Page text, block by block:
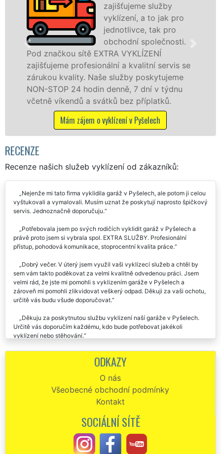
zajišťujeme služby
vyklízení, a to jak pro
jednotlivce, tak pro
obchodní společnosti.
sítě EXTRA VYKLÍZENÍ
profesionální a kvalitní servis se
Naše služby poskytujeme
24 hodin denně, 7 dní v týdnu
a svátků bez příplatků.
zájem o vyklízení v Pyšelech
jak
zárukou
STOP bez
RECENZE
Recenze našich služeb vyklízení od zákazníků:
Nejenže mi tato firma vyklidila garáž v Pyšelech, ale potom ji celou
vyštukovali a vymalovali. Musím uznat že poskytují naprosto špičkový
servis. Jednoznačně doporučuju.
Potřebovala jsem po svých rodičích vyklidit garáž v Pyšelech a
právě proto jsem si vybrala spol. EXTRA SLUŽBY. Profesionální
přístup, pohodová komunikace, stoprocentní kvalita práce.
Dobrý večer. V úterý jsem využil vaši vyklízecí služeb a chtěl by
sem vám takto poděkovat za velmi kvalitně odvedenou práci. Jsem
velmi rád, že jste mi pomohli s vyklizením garáže v Pyšelech a
zároveň mi pomohli zlikvidovat veškerý odpad. Děkuji za vaši ochotu,
určitě vás budu všude doporučovat.
Děkuju za poskytnutou službu vyklizení naší garáže v Pyšelech.
Určitě vás doporučím každému, kdo bude potřebovat jakékoli
vyklízení nebo stěhování.
Vyklizení BYTU v BenešověVyklizení bytu Benešov - Potřebujete
zajistit od spolehlivé firmy vyklízení bytů v Benešově? Jsme
vyklízení mile ráda zajistí. Naše franchisová síť EXTRA STĚHOVÁNÍ a
EXTRA VYKLÍZENÍ vám v celém okrese Benešov zajistí
bezproblémové vyklizení vašeho bytu nebo vyklízení bytové
jednotky. Váš byt vyklidíme ve vámi zvoleném termínu, který vám
bude vyhovovat. Vyklízení bytů v Benešově automaticky zahrnuje
likvidaci a odvoz likvidovaných věcí na skládku. V případě zájmu
zajistíme přistavení kontejneru či kontejnerů na likvidovaný nábytek či
materiál, který se nachází ve vyklízeném bytě či objektu.
ODKAZY
O nás
Všeobecné obchodní podmínky
Kontakt
SOCIÁLNÍ SÍTĚ